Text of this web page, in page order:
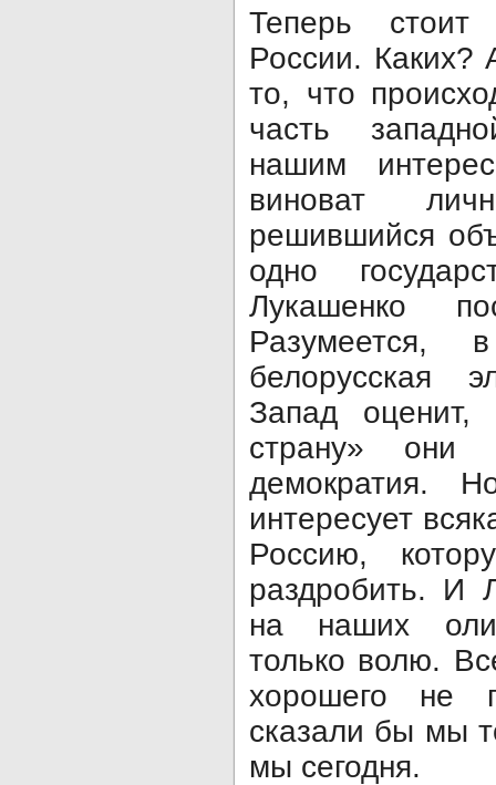
Теперь
России. Каких?
то, что
часть
нашим
виноват
решившийся
одно
Лукашенко
белорусская
Запад оценит,
страну» они
демократия.
интересует
Россию,
раздробить. И
на наших
только волю.
хорошего не
сказали бы мы
мы сегодня.